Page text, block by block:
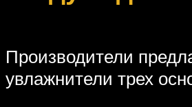
Производители
увлажнители трех